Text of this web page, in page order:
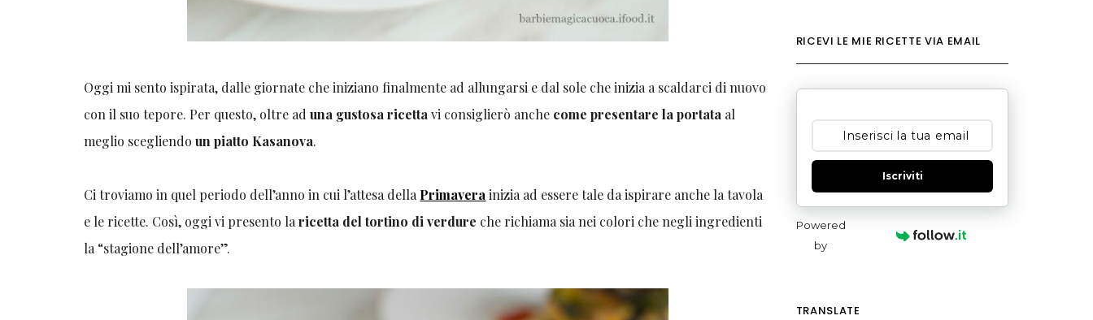
Oggi mi sento ispirata, dalle giornate che iniziano finalmente ad allungarsi e dal sole che inizia a scaldarci di nuovo
con il suo tepore. Per questo, oltre aduna gustosa ricettavi consiglierò anche come presentare la portata al
meglio scegliendoun piatto Kasanova.
Ci troviamo in quel periodo dell’anno in cui l’attesa della Primavera inizia ad essere tale da ispirare anche la tavola
e le ricette. Così, oggi vi presento laricetta del tortino di verdure che richiama sia nei colori che negli ingredienti
la “stagione dell’amore”.
RICEVI LE MIE RICETTE VIA EMAIL
Iscriviti
Powered
by
TRANSLATE